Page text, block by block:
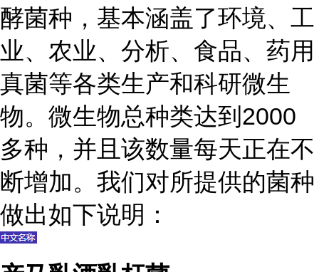
酵菌种，基本涵盖了环境、工
业、农业、分析、食品、药用
真菌等各类生产和科研微生
物。微生物总种类达到2000
多种，并且该数量每天正在不
断增加。我们对所提供的菌种
做出如下说明：